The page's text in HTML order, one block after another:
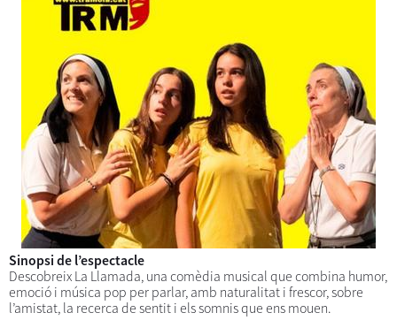
Sinopsi de l’espectacle
Descobreix La Llamada, una comèdia musical que combina humor,
emoció i música pop per parlar, amb naturalitat i frescor, sobre
l’amistat, la recerca de sentit i els somnis que ens mouen.